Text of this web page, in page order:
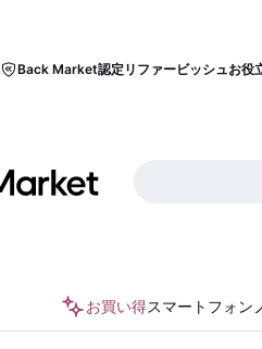
Back Market認定リファービッシュお役
お買い得スマートフォン